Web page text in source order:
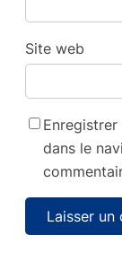
Site web
dans le